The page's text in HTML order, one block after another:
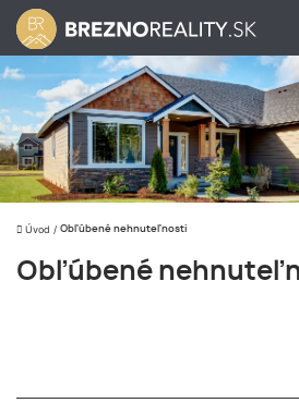
Úvod / Obľúbené nehnuteľnosti
Obľúbené